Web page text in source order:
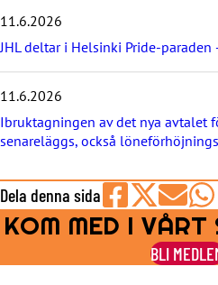
e
n
a
11.6.2026
JHL deltar i Helsinki Pride-
11.6.2026
Ibruktagningen av det nya avtalet
senareläggs, också
Dela denna sida
Share
on
Facebook
Share
on
Share
by
E-
on
KOM MED I
BLI